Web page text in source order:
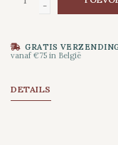
-
GRATIS
vanaf €75 in België
DETAILS